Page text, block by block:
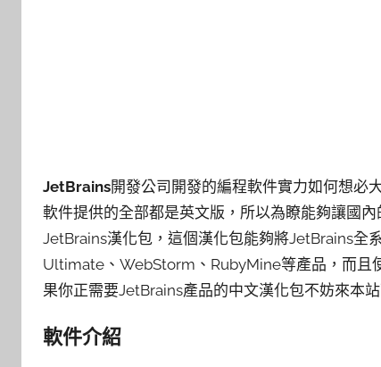
JetBrains開發公司開發的編程軟件實力如何想必
軟件提供的全部都是英文版，所以為瞭能夠讓國
JetBrains漢化包，這個漢化包能夠將JetBrains全
Ultimate、WebStorm、RubyMine等產品，而且
果你正需要JetBrains產品的中文漢化包不妨來本
軟件介紹